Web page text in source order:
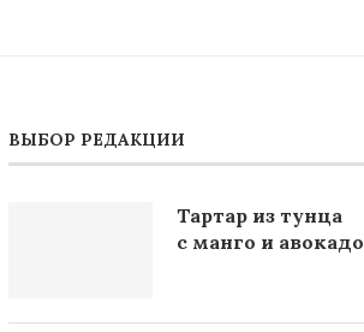
ВЫБОР РЕДАКЦИИ
Тартар из тунца
с манго и авокадо